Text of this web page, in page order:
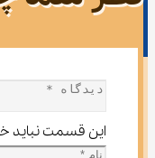
این قسمت نباید